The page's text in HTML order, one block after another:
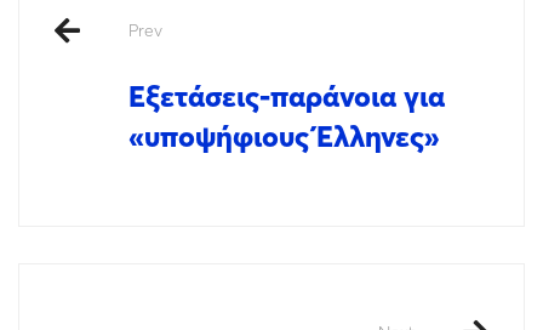
Prev
Εξετάσεις-παράνοια για
«υποψήφιους Έλληνες»